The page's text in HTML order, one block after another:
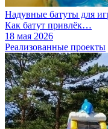
Надувные батуты для
Как батут привлёк…
18 мая 2026
Реализованные проекты